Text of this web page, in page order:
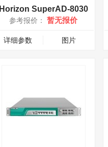
Horizon SuperAD-8030
参考报价： 暂无报价
详细参数 图片